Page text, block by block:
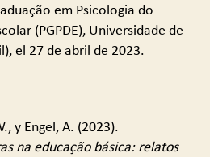
em Psicologia do
(PGPDE), Universidade de
el 27 de abril de 2023.
y Engel, A. (2023).
na educação básica: relatos